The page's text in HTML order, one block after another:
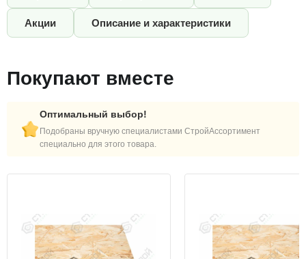
Акции Описание и характеристики
Покупают вместе
Оптимальный выбор!
Подобраны вручную специалистами СтройАссортимент
специально для этого товара.